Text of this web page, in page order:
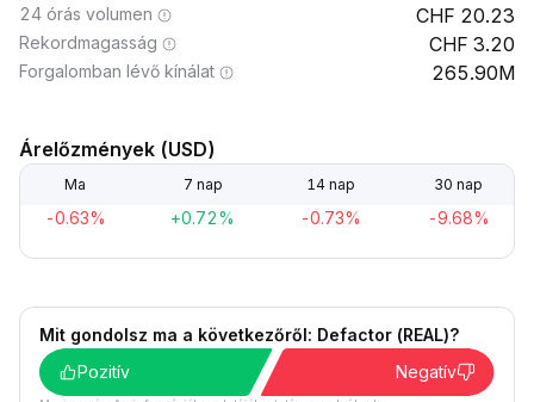
24 órás volumen 20.23
Rekordmagasság 3.20
Forgalomban lévő kínálat 265.90M
Árelőzmények (USD)
Ma 7 nap 14 nap 30 nap
-0.63% +0.72% -0.73% -9.68%
Mit gondolsz ma a következőről: Defactor (REAL)?
Pozitív
Negatív